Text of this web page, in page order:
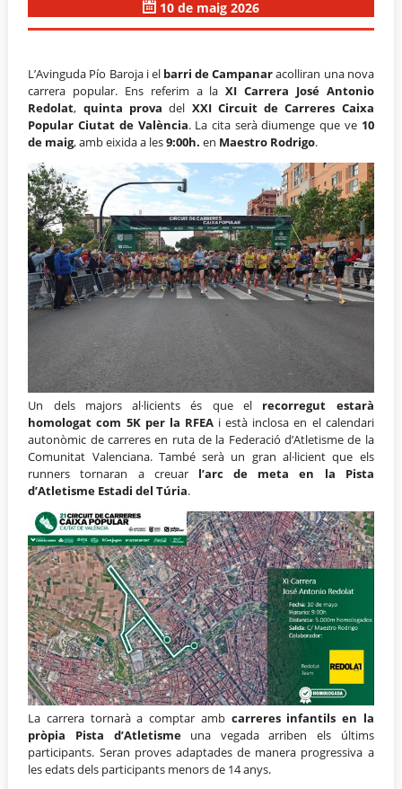
10 de maig 2026
L’Avinguda Pío Baroja i elbarri de Campanaracolliran una nova
carrera popular. Ens referim a laXI Carrera José Antonio
Redolat, quinta prova del XXI Circuit de Carreres Caixa
Popular Ciutat de València. La cita serà diumenge que ve10
de maig, amb eixida a les9:00h. en Maestro Rodrigo.
Un dels majors al·licients és que el recorregut estarà
homologat com 5K per la RFEAi està inclosa en el calendari
autonòmic de carreres en ruta de la Federació d’Atletisme de la
Comunitat Valenciana. També serà un gran al·licient que els
runners tornaran a creuarl’arc de meta en la Pista
d’Atletisme Estadi del Túria.
La carrera tornarà a comptar ambcarreres infantils en la
pròpia Pista d’Atletismeuna vegada arriben els últims
participants. Seran proves adaptades de manera progressiva a
les edats dels participants menors de 14 anys.